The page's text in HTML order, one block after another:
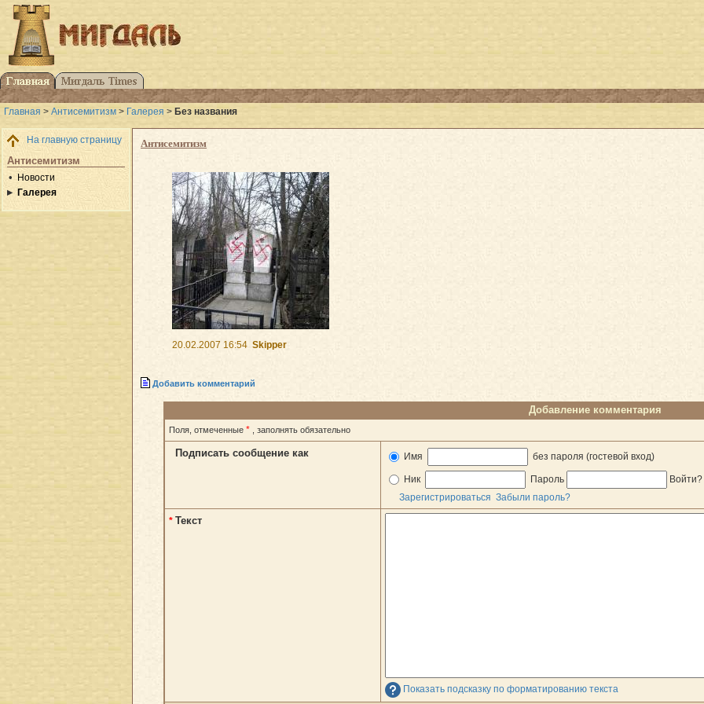
Главная > Антисемитизм > Галерея > Без названия
На главную страницу
Антисемитизм
Новости
Галерея
Антисемитизм
20.02.2007 16:54 Skipper
Добавить комментарий
Добавление комментария
Поля, отмеченные * , заполнять обязательно
Подписать сообщение как Имя без пароля (гостевой вход)
Ник Пароль
Войти?
Зарегистрироваться Забыли пароль?
* Текст
Показать подсказку по форматированию текста